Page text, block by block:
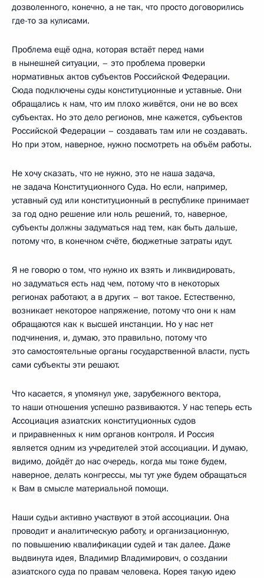
дозволенного, конечно, а не так, что просто договорились
где-то за кулисами.
Проблема ещё одна, которая встаёт перед нами
в нынешней ситуации, – это проблема проверки
нормативных актов субъектов Российской Федерации.
Сюда подключены суды конституционные и уставные. Они
обращались к нам, что им плохо живётся, они не во всех
субъектах. Но это дело регионов, мне кажется, субъектов
Российской Федерации – создавать там или не создавать.
Но при этом, наверное, нужно посмотреть на объём работы.
Не хочу сказать, что не нужно, это не наша задача,
не задача Конституционного Суда. Но если, например,
уставный суд или конституционный в республике принимает
за год одно решение или ноль решений, то, наверное,
субъекты должны задуматься над тем, как быть дальше,
потому что, в конечном счёте, бюджетные затраты идут.
Я не говорю о том, что нужно их взять и ликвидировать,
но задуматься есть над чем, потому что в некоторых
регионах работают, а в других – вот такое. Естественно,
возникает некоторое напряжение, потому что они к нам
обращаются как к высшей инстанции. Но у нас нет
подчинения, и, думаю, это правильно, потому что
это самостоятельные органы государственной власти, пусть
сами субъекты эти решают.
Что касается, я упомянул уже, зарубежного вектора,
то наши отношения успешно развиваются. У нас теперь есть
Ассоциация азиатских конституционных судов
и приравненных к ним органов контроля. И Россия
является одним из учредителей этой ассоциации. И думаю,
видимо, дойдёт до нас очередь, когда мы тоже будем,
наверное, делать конгрессы, мы тут уже будем обращаться
к Вам в смысле материальной помощи.
Наши судьи активно участвуют в этой ассоциации. Она
проводит и аналитическую работу, и организационную,
по повышению квалификации судей и так далее. Даже
выдвинута идея, Владимир Владимирович, о создании
азиатского суда по правам человека. Корея такую идею